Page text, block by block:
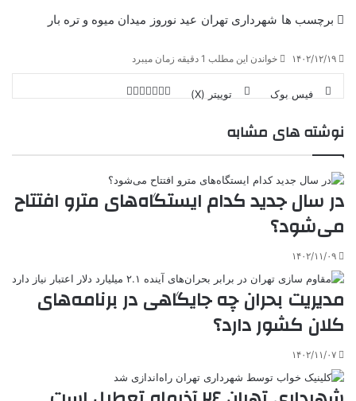
برچسب ها شهرداری تهران عید نوروز میدان میوه و تره بار
۱۴۰۲/۱۲/۱۹ خواندن این مطلب 1 دقیقه زمان میبرد
فیس بوک توییتر (X)
نرس
ت
ت
a
k
م
ه
نوشته های مشابه
در سال جدید کدام ایستگاه‌های مترو افتتاح
می‌شود؟
۱۴۰۲/۱۱/۰۹
مدیریت بحران چه جایگاهی در برنامه‌های
کلان کشور دارد؟
۱۴۰۲/۱۱/۰۷